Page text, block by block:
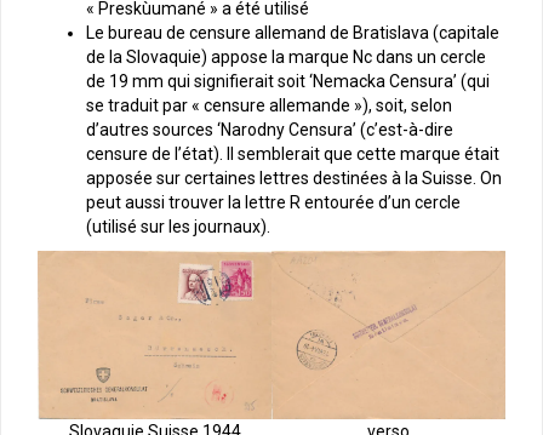
« Preskùumané » a été utilisé
Le bureau de censure allemand de Bratislava (capitale
de la Slovaquie) appose la marque Nc dans un cercle
de 19 mm qui signifierait soit ‘Nemacka Censura’ (qui
se traduit par « censure allemande »), soit, selon
d’autres sources ‘Narodny Censura’ (c’est-à-dire
censure de l’état). Il semblerait que cette marque était
apposée sur certaines lettres destinées à la Suisse. On
peut aussi trouver la lettre R entourée d’un cercle
(utilisé sur les journaux).
verso